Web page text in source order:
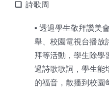
❑ 詩歌周
▪︎ 透過學生敬拜讚美
舉、校園電視台播放
拜等活動，學生除學
過詩歌歌詞，學生能
的福音，散播到校園